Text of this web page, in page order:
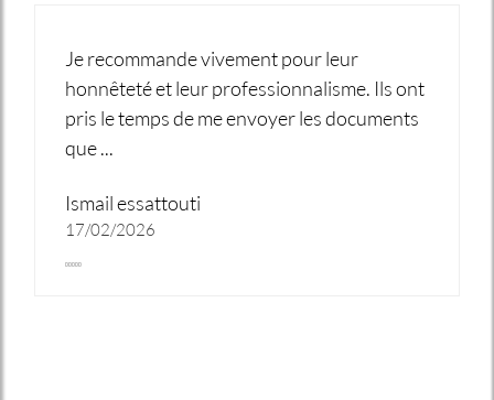
Je recommande vivement pour leur
honnêteté et leur professionnalisme. Ils ont
pris le temps de me envoyer les documents
que ...
Ismail essattouti
17/02/2026